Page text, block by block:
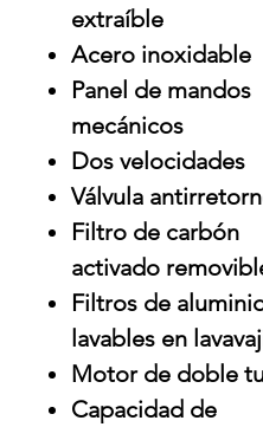
extraíble
Acero inoxidable
Panel de mandos
mecánicos
Dos velocidades
Válvula
Filtro de carbón
activado
Filtros de
lavables en
Motor de doble
Capacidad de